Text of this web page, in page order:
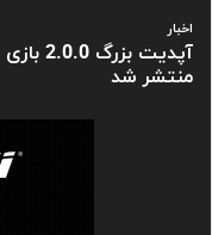
اخبار
منتشر شد